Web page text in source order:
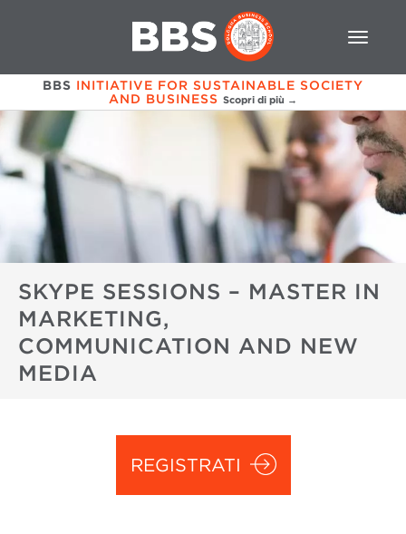
BBS INITIATIVE FOR SUSTAINABLE SOCIETY
AND BUSINESS Scopri di più →
SKYPE SESSIONS – MASTER IN
MARKETING,
COMMUNICATION AND NEW
MEDIA
REGISTRATI